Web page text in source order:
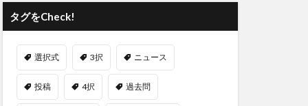
タグをCheck!
選択式 3択 ニュース
投稿 4択 過去問